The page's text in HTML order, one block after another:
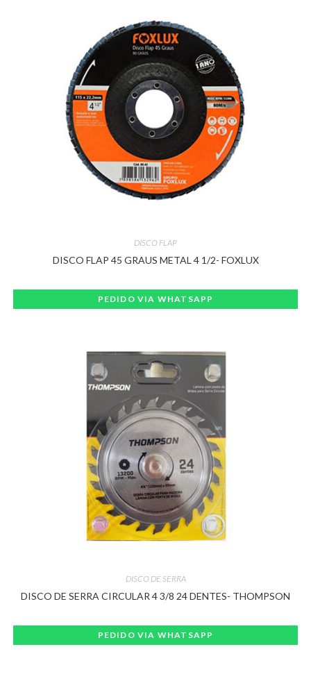
DISCO FLAP
DISCO FLAP 45 GRAUS METAL 4 1/2- FOXLUX
PEDIDO VIA WHATSAPP
DISCO DE SERRA
DISCO DE SERRA CIRCULAR 4 3/8 24 DENTES- THOMPSON
PEDIDO VIA WHATSAPP